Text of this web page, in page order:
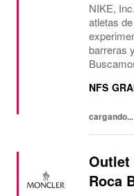
NIKE,
atletas
barreras
aceptar
NFS
cargando...
Outlet
Roca